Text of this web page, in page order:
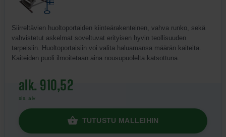
Siirreltävien huoltoportaiden kiinteärakenteinen, vahva runko, sekä
vahvistetut askelmat soveltuvat erityisen hyvin teollisuuden
tarpeisiin. Huoltoportaisiin voi valita haluamansa määrän kaiteita.
Kaiteiden puoli ilmoitetaan aina nousupuolelta katsottuna.
alk. 910,52
sis. alv
TUTUSTU MALLEIHIN